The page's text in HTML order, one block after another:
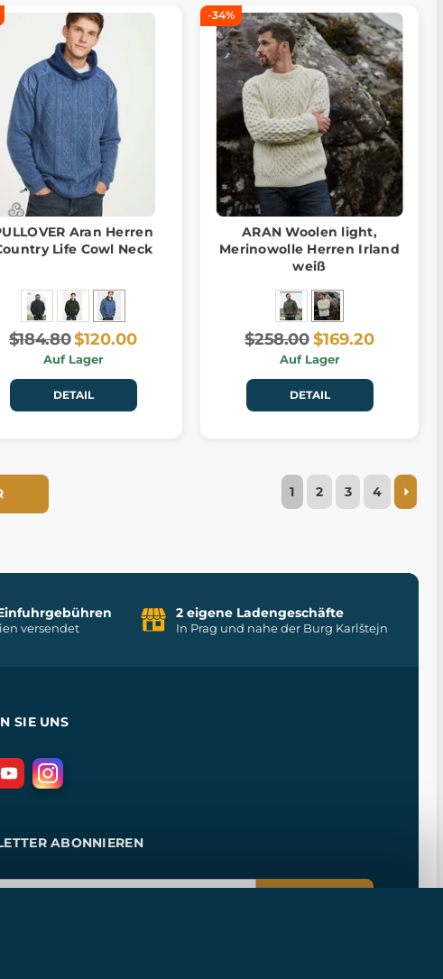
Aran Herren
Life Cowl Neck
$184.80$120.00
Auf Lager
DETAIL
-34%
ARAN Woolen light,
Merinowolle Herren Irland
weiß
$258.00$169.20
Auf Lager
DETAIL
1 2 3 4
versendet
2 eigene Ladengeschäfte
In Prag und nahe der Burg Karlštejn
SIE UNS
ABONNIEREN